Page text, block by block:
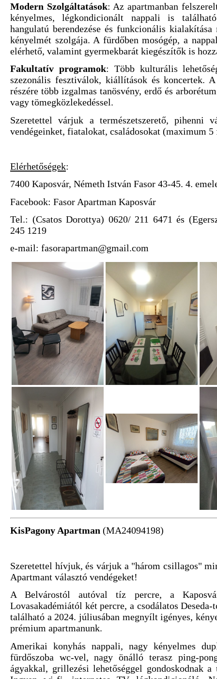
Modern Szolgáltatások: Az apartmanban
kényelmes, légkondicionált nappali is
hangulatú berendezése és funkcionális
kényelmét szolgája. A fürdőben mosógép, a
elérhető, valamint gyermekbarát kiegészítők is
Fakultatív programok: Több kulturális
szezonális fesztiválok, kiállítások és koncertek.
részére több izgalmas tanösvény, erdő és
vagy tömegközlekedéssel.
Szeretettel várjuk a természetszerető, pihenni
vendégeinket, fiatalokat, családosokat (maximum
Elérhetőségek:
7400 Kaposvár, Németh István Fasor 43-45. 4.
Facebook: Fasor Apartman Kaposvár
Tel.: (Csatos Dorottya) 0620/ 211 6471 és
245 1219
e-mail: fasorapartman@gmail.com
KisPagony Apartman (MA24094198)
Szeretettel hívjuk, és várjuk a "három csillagos"
Apartmant választó vendégeket!
A Belvárostól autóval tíz percre, a
Lovasakadémiától két percre, a csodálatos Deseda-
található a 2024. júliusában megnyílt igényes,
prémium apartmanunk.
Amerikai konyhás nappali, nagy kényelmes
fürdőszoba wc-vel, nagy önálló terasz ping-
ágyakkal, grillezési lehetőséggel gondoskodnak